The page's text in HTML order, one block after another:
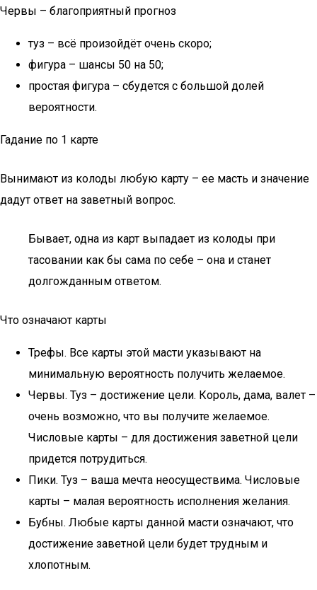
Червы – благоприятный прогноз
туз – всё произойдёт очень скоро;
фигура – шансы 50 на 50;
простая фигура – сбудется с большой долей
вероятности.
Гадание по 1 карте
Вынимают из колоды любую карту – ее масть и значение
дадут ответ на заветный вопрос.
Бывает, одна из карт выпадает из колоды при
тасовании как бы сама по себе – она и станет
долгожданным ответом.
Что означают карты
Трефы. Все карты этой масти указывают на
минимальную вероятность получить желаемое.
Червы. Туз – достижение цели. Король, дама, валет –
очень возможно, что вы получите желаемое.
Числовые карты – для достижения заветной цели
придется потрудиться.
Пики. Туз – ваша мечта неосуществима. Числовые
карты – малая вероятность исполнения желания.
Бубны. Любые карты данной масти означают, что
достижение заветной цели будет трудным и
хлопотным.